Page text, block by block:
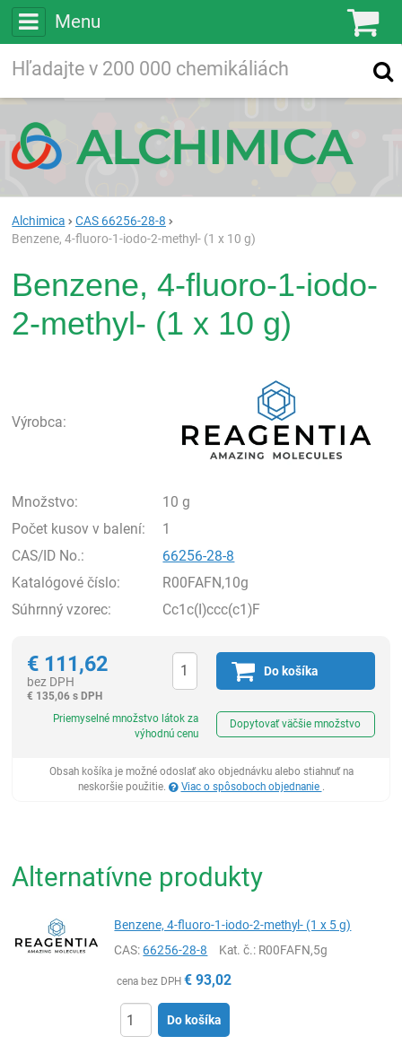
Menu
Vyhľadávanie
Alchimica
CAS 66256-28-8
Benzene, 4-fluoro-1-iodo-2-methyl- (1 x 10 g)
Benzene, 4-fluoro-1-iodo-
2-methyl- (1 x 10 g)
Výrobca:
Množstvo:
10 g
Počet kusov v balení:
1
CAS/ID No.:
66256-28-8
Katalógové číslo:
R00FAFN,10g
Súhrnný vzorec:
Cc1c(I)ccc(c1)F
€ 111,62
bez DPH
€ 135,06 s DPH
Do košíka
Priemyselné množstvo látok za
výhodnú cenu
Dopytovať väčšie množstvo
Obsah košíka je možné odoslať ako objednávku alebo stiahnuť na
neskoršie použitie.
Viac o spôsoboch objednanie .
Alternatívne produkty
Benzene, 4-fluoro-1-iodo-2-methyl- (1 x 5 g)
CAS:66256-28-8 Kat. č.: R00FAFN,5g
cena bez DPH € 93,02
Do košíka